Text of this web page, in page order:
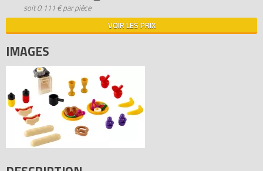
soit0.111 € par pièce
VOIR LES PRIX
IMAGES